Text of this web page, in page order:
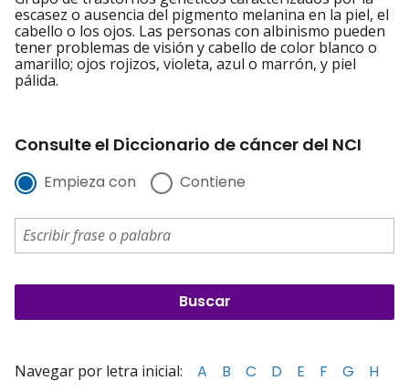
escasez o ausencia del pigmento melanina en la piel, el
cabello o los ojos. Las personas con albinismo pueden
tener problemas de visión y cabello de color blanco o
amarillo; ojos rojizos, violeta, azul o marrón, y piel
pálida.
Consulte el Diccionario de cáncer del NCI
Empieza con Contiene
Navegar por letra inicial: A B C D E F G
H